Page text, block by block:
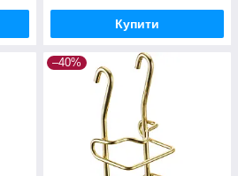
Купити
–40%